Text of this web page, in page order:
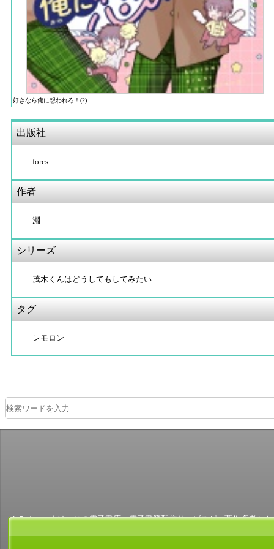
好きなら俺に想われろ！(2)
出版社
forcs
作者
淵
シリーズ
茂木くんはどうしてもしてみたい
タグ
レモロン
ＡＢＪマークは、この電子書店・電子書籍配信サービスが、著作権者か